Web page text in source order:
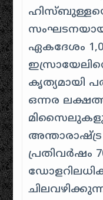
സംഘടനയായി
ഏകദേശം
കൃത്യമായി
ഒന്നര
അന്താരാഷ്ട്ര
പ്രതിവർഷം